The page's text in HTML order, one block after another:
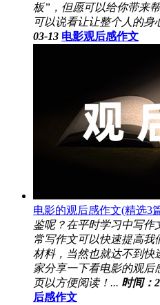
板”，但愿可以给你带来
可以说看让让整个人的身
03-13 电影观后感作文
电影的观后感作文(精选3
鉴呢？在平时学习中写作
常写作文可以快速提高我
材料，当然也就达不到快
家分享一下看电影的观后
页以方便阅读！... 时间：
后感作文